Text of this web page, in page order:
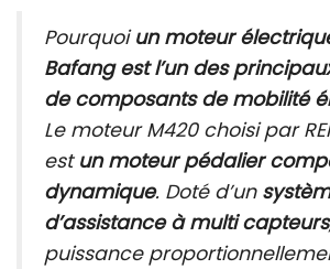
Pourquoiun moteur
Bafang est l’un des
de composants de mobilité
Le moteur M420 choisi par
est un moteur pédalier
dynamique. Doté d’un
d’assistance à multi capteurs
puissance